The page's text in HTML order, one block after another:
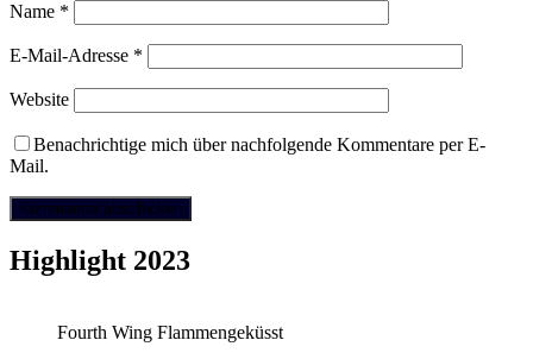
Name *
E-Mail-Adresse *
Website
Benachrichtige mich über nachfolgende Kommentare per E-
Mail.
Highlight 2023
Fourth Wing Flammengeküsst